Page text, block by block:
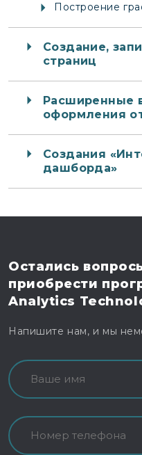
Построение
Создание,
страниц
Расширенные
оформления
Создания
дашборда»
Остались
приобрести
Analytics
Напишите нам, и мы